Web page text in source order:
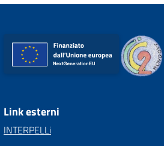
Link esterni
INTERPELLi